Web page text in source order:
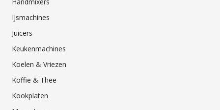
IJsmachines
Juicers
Keukenmachines
Koelen & Vriezen
Koffie & Thee
Kookplaten